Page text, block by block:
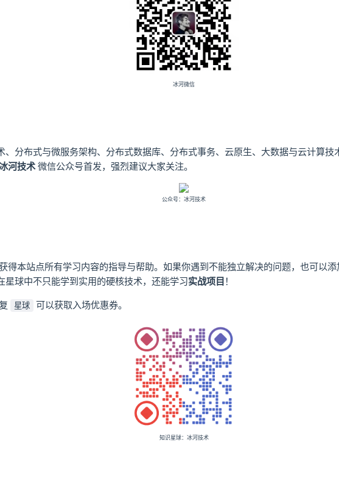
冰河微信
、分布式与微服务架构、分布式数据库、分布式事务、云原生、大数据与云计算
河技术微信公众号首发，强烈建议大家关注。
公众号：冰河技术
得本站点所有学习内容的指导与帮助。如果你遇到不能独立解决的问题，也可以添
星球中不只能学到实用的硬核技术，还能学习实战项目 ！
星球 可以获取入场优惠券。
知识星球：冰河技术